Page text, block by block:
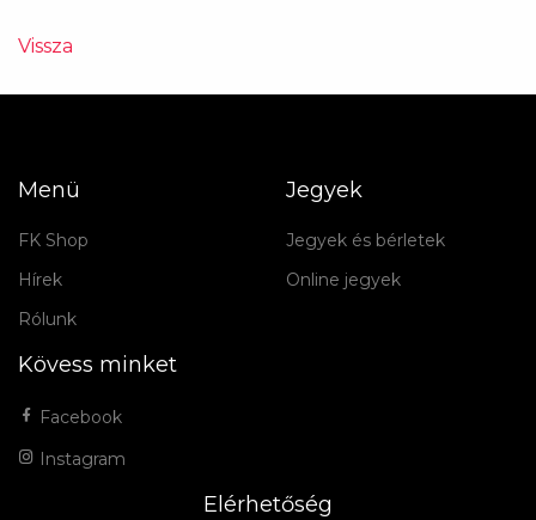
Vissza
Menü
FK Shop
Hírek
Rólunk
Jegyek
Jegyek és bérletek
Online jegyek
Kövess minket
Facebook
Instagram
Elérhetőség